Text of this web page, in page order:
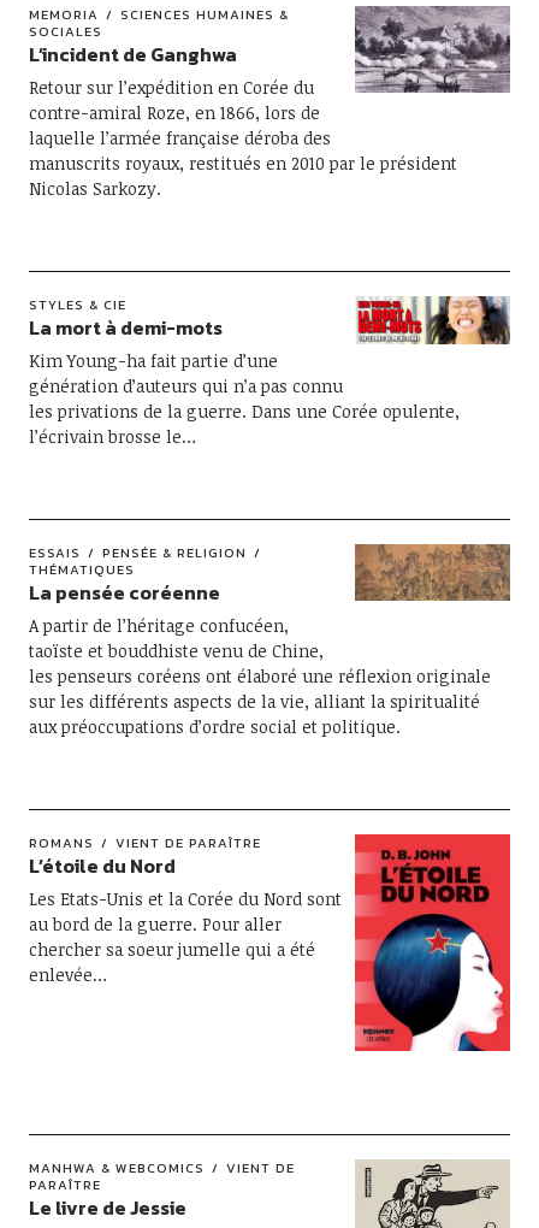
MEMORIA
SCIENCES HUMAINES &
SOCIALES
L’incident de Ganghwa
Retour sur l’expédition en Corée du
contre-amiral Roze, en 1866, lors de
laquelle l’armée française déroba des
manuscrits royaux, restitués en 2010 par le président
Nicolas Sarkozy.
STYLES & CIE
La mort à demi-mots
Kim Young-ha fait partie d’une
génération d’auteurs qui n’a pas connu
les privations de la guerre. Dans une Corée opulente,
l’écrivain brosse le…
ESSAIS
PENSÉE & RELIGION
THÉMATIQUES
La pensée coréenne
A partir de l’héritage confucéen,
taoïste et bouddhiste venu de Chine,
les penseurs coréens ont élaboré une réflexion originale
sur les différents aspects de la vie, alliant la spiritualité
aux préoccupations d’ordre social et politique.
ROMANS VIENT DE PARAÎTRE
L’étoile du Nord
Les Etats-Unis et la Corée du Nord sont
au bord de la guerre. Pour aller
chercher sa soeur jumelle qui a été
enlevée…
MANHWA & WEBCOMICS
VIENT DE
PARAÎTRE
Le livre de Jessie